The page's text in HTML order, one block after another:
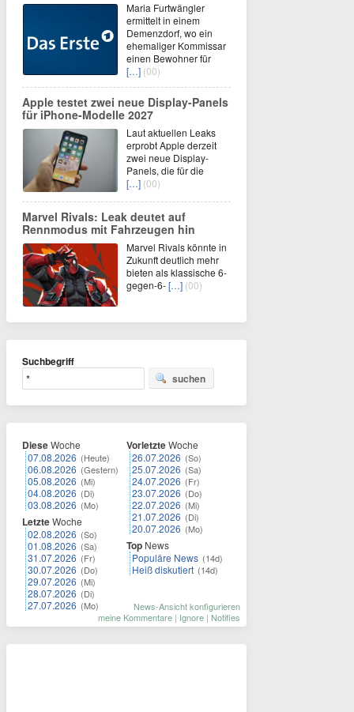
Maria Furtwängler
ermittelt in einem
Demenzdorf, wo ein
ehemaliger Kommissar
einen Bewohner für
[…] (00)
Apple testet zwei neue Display-Panels
für iPhone-Modelle 2027
Laut aktuellen Leaks
erprobt Apple derzeit
zwei neue Display-
Panels, die für die
[…] (00)
Marvel Rivals: Leak deutet auf
Rennmodus mit Fahrzeugen hin
Marvel Rivals könnte in
Zukunft deutlich mehr
bieten als klassische 6-
gegen-6-[…] (00)
Suchbegriff
suchen
DieseWoche
07.08.2026 (Heute)
06.08.2026 (Gestern)
05.08.2026 (Mi)
04.08.2026 (Di)
03.08.2026 (Mo)
LetzteWoche
02.08.2026 (So)
01.08.2026 (Sa)
31.07.2026 (Fr)
30.07.2026 (Do)
29.07.2026 (Mi)
28.07.2026 (Di)
27.07.2026 (Mo)
VorletzteWoche
26.07.2026 (So)
25.07.2026 (Sa)
24.07.2026 (Fr)
23.07.2026 (Do)
22.07.2026 (Mi)
21.07.2026 (Di)
20.07.2026 (Mo)
Top News
Populäre News (14d)
Heiß diskutiert (14d)
News-Ansicht konfigurieren
meine Kommentare | Ignore | Notifies